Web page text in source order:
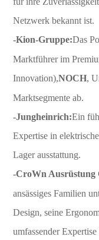
Netzwerk bekannt ist.
-Kion-Gruppe:Das
Marktführer im
Innovation),NOCH,
Marktsegmente ab.
-Jungheinrich:Ein
Expertise in
Lager ausstattung.
-CroWn Ausrüstung
ansässiges Familien
Design, seine
umfassender